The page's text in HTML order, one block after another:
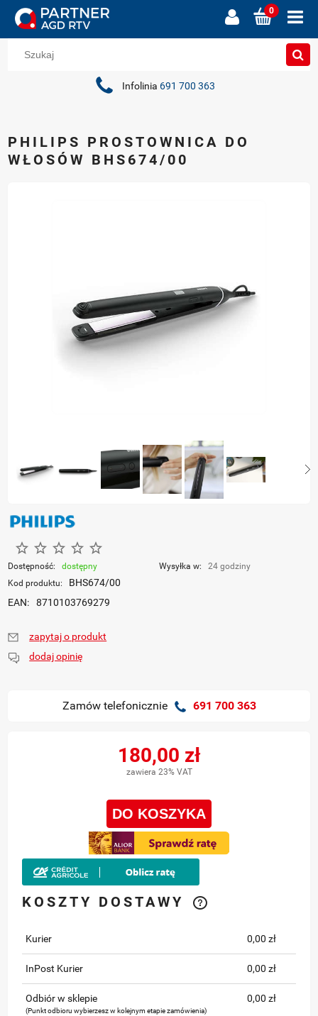
Infolinia 691 700 363
PHILIPS PROSTOWNICA DO
WŁOSÓW BHS674/00
Dostępność: dostępny Wysyłka w:
24 godziny
Kod produktu:
BHS674/00
EAN:
8710103769279
zapytaj o produkt
dodaj opinię
Zamów telefonicznie 691 700 363
180,00 zł
zawiera 23% VAT
DO KOSZYKA
KOSZTY DOSTAWY
Kurier 0,00 zł
InPost Kurier 0,00 zł
Odbiór w sklepie
(Punkt odbioru wybierzesz w kolejnym etapie zamówienia)
0,00 zł